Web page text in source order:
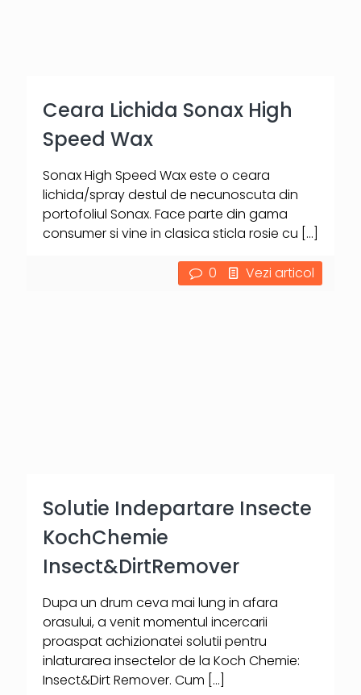
Ceara Lichida Sonax High
Speed Wax
Sonax High Speed Wax este o ceara
lichida/spray destul de necunoscuta din
portofoliul Sonax. Face parte din gama
consumer si vine in clasica sticla rosie cu […]
0 Vezi articol
Solutie Indepartare Insecte
KochChemie
Insect&DirtRemover
Dupa un drum ceva mai lung in afara
orasului, a venit momentul incercarii
proaspat achizionatei solutii pentru
inlaturarea insectelor de la Koch Chemie:
Insect&Dirt Remover. Cum […]